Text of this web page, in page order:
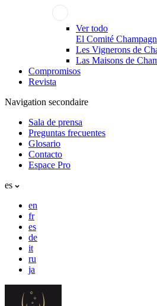
Ver todo
El Comité
Les Vignerons de
Las Maisons de
Compromisos
Revista
Navigation secondaire
Sala de prensa
Preguntas frecuentes
Glosario
Contacto
Espace Pro
es
en
fr
es
de
it
ru
ja